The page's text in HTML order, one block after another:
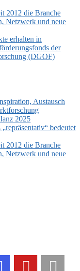
2012 die Branche
Netzwerk und neue
erhalten in
der
(DGOF)
Austausch
2025
bedeutet
2012 die Branche
Netzwerk und neue